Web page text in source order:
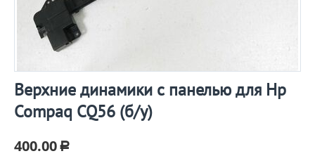
Верхние динамики с панелью для Hp
Compaq CQ56 (б/у)
400.00 Р